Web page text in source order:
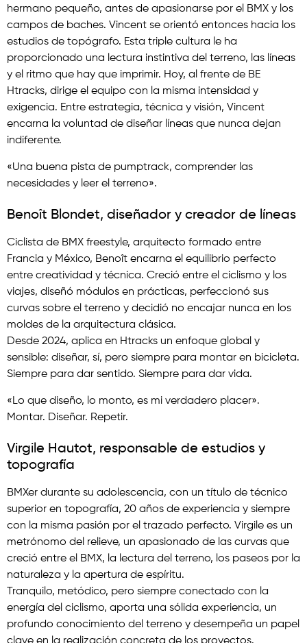
hermano pequeño, antes de apasionarse por el BMX y los
campos de baches. Vincent se orientó entonces hacia los
estudios de topógrafo. Esta triple cultura le ha
proporcionado una lectura instintiva del terreno, las líneas
y el ritmo que hay que imprimir. Hoy, al frente de BE
Htracks, dirige el equipo con la misma intensidad y
exigencia. Entre estrategia, técnica y visión, Vincent
encarna la voluntad de diseñar líneas que nunca dejan
indiferente.
«Una buena pista de pumptrack, comprender las
necesidades y leer el terreno».
Benoît Blondet, diseñador y creador de líneas
Ciclista de BMX freestyle, arquitecto formado entre
Francia y México, Benoît encarna el equilibrio perfecto
entre creatividad y técnica. Creció entre el ciclismo y los
viajes, diseñó módulos en prácticas, perfeccionó sus
curvas sobre el terreno y decidió no encajar nunca en los
moldes de la arquitectura clásica.
Desde 2024, aplica en Htracks un enfoque global y
sensible: diseñar, sí, pero siempre para montar en bicicleta.
Siempre para dar sentido. Siempre para dar vida.
«Lo que diseño, lo monto, es mi verdadero placer».
Montar. Diseñar. Repetir.
Virgile Hautot, responsable de estudios y
topografía
BMXer durante su adolescencia, con un título de técnico
superior en topografía, 20 años de experiencia y siempre
con la misma pasión por el trazado perfecto. Virgile es un
metrónomo del relieve, un apasionado de las curvas que
creció entre el BMX, la lectura del terreno, los paseos por la
naturaleza y la apertura de espíritu.
Tranquilo, metódico, pero siempre conectado con la
energía del ciclismo, aporta una sólida experiencia, un
profundo conocimiento del terreno y desempeña un papel